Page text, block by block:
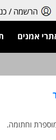
הרשמה /
אמנים